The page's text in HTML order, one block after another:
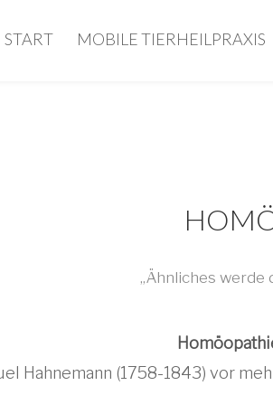
START MOBILE TIERHEILPRAXIS
„Ähnliches werde
Hahnemann (1758-1843) vor